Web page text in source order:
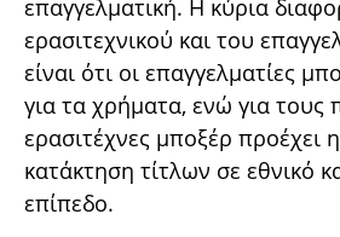
επαγγελματική. Η κύρια
ερασιτεχνικού και του
είναι ότι οι επαγγελματίες
για τα χρήματα, ενώ για τους
ερασιτέχνες μποξέρ προέχει
κατάκτηση τίτλων σε εθνικό
επίπεδο.